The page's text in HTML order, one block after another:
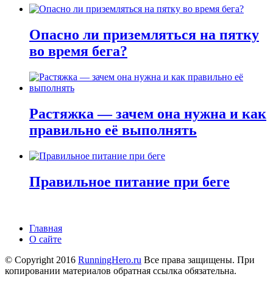
Опасно ли приземляться на пятку
во время бега?
Растяжка — зачем она нужна и как
правильно её выполнять
Правильное питание при беге
Главная
О сайте
© Copyright 2016 RunningHero.ru Все права защищены. При
копировании материалов обратная ссылка обязательна.